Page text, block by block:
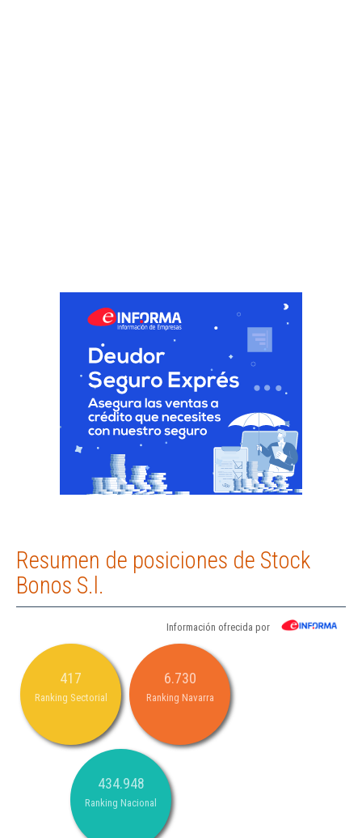
Resumen de posiciones de Stock
Bonos S.l.
Información ofrecida por
417
Ranking Sectorial
6.730
Ranking Navarra
434.948
Ranking Nacional